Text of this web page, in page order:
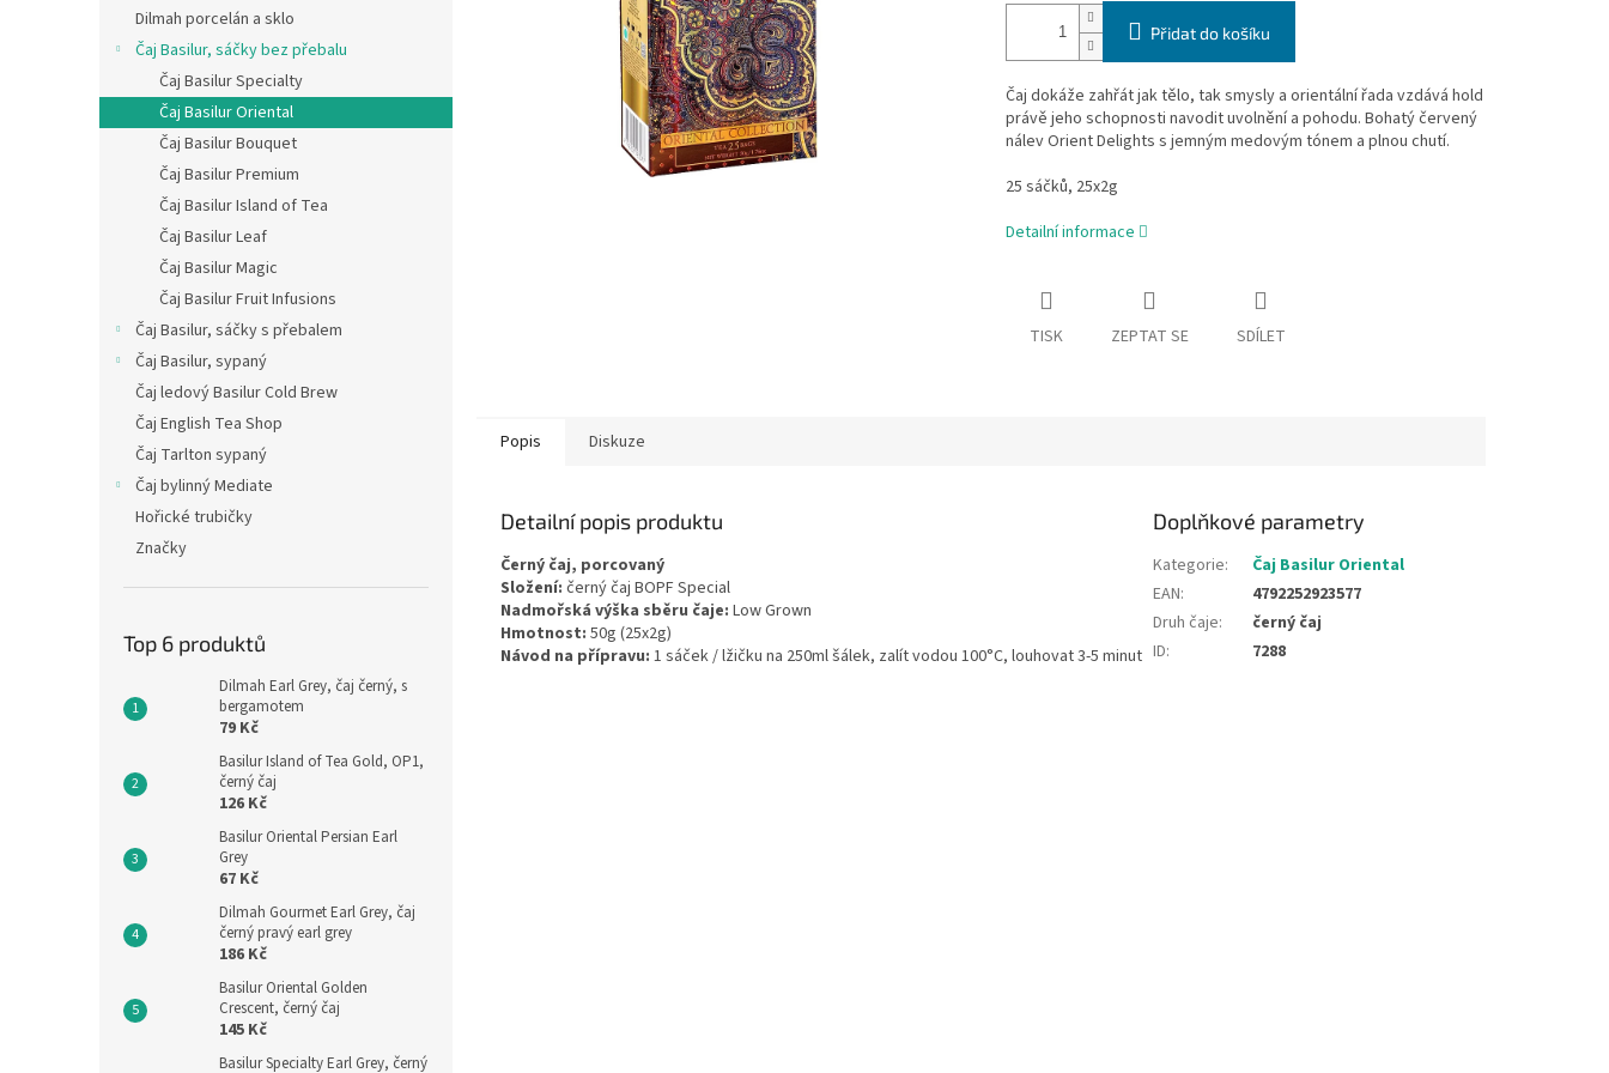
Dilmah porcelán a sklo
Čaj Basilur, sáčky bez přebalu
Čaj Basilur Specialty
Čaj Basilur Oriental
Čaj Basilur Bouquet
Čaj Basilur Premium
Čaj Basilur Island of Tea
Čaj Basilur Leaf
Čaj Basilur Magic
Čaj Basilur Fruit Infusions
Čaj Basilur, sáčky s přebalem
Čaj Basilur, sypaný
Čaj ledový Basilur Cold Brew
Čaj English Tea Shop
Čaj Tarlton sypaný
Čaj bylinný Mediate
Hořické trubičky
Značky
Top 6 produktů
Dilmah Earl Grey, čaj černý, s
bergamotem
79 Kč
Basilur Island of Tea Gold, OP1,
černý čaj
126 Kč
Basilur Oriental Persian Earl
Grey
67 Kč
Dilmah Gourmet Earl Grey, čaj
černý pravý earl grey
186 Kč
Basilur Oriental Golden
Crescent, černý čaj
145 Kč
Basilur Specialty Earl Grey, černý
Přidat do košíku
Čaj dokáže zahřát jak tělo, tak smysly a orientální řada vzdává hold
právě jeho schopnosti navodit uvolnění a pohodu. Bohatý červený
nálev Orient Delights s jemným medovým tónem a plnou chutí.
25 sáčků, 25x2g
Detailní informace
TISK ZEPTAT SE SDÍLET
Popis Diskuze
Detailní popis produktu
Černý čaj, porcovaný
Složení: černý čaj BOPF Special
Nadmořská výška sběru čaje: Low Grown
Hmotnost: 50g (25x2g)
Návod na přípravu: 1 sáček / lžičku na 250ml šálek, zalít vodou 100°C, louhovat 3-5 minut
Doplňkové parametry
Kategorie:
Čaj Basilur Oriental
EAN:
4792252923577
Druh čaje:
černý čaj
ID: 7288